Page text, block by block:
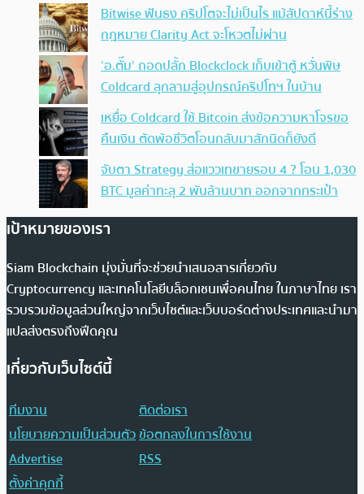
Bitwise ฟันธง คริปโตจะไม่เป็นไร แม้สัปดาห์นี้ร่าง
กฎหมาย Clarity Act จะโหวตไม่ผ่าน
‘อ.ตั๊ม’ ถอดปลั้ก Blockclock เก็บเข้าตู้ หวั่นพิษ
Coldcard ลุกลามสู่อุปกรณ์คริปโทฯ ในบ้าน
เหยื่อ Coldcard ใช้ Bitcoin ส่งข้อความหาโจรขอ
คืนเงิน ตัดพ้อชีวิตโอนกลับมาสักนิดก็ยังดี
จับตา Strategy ส่อแววเทขายรอบ 4 ? โอน 1,030
BTC มูลค่าทะลุ 2 พันล้านบาท ออกจากกระเป๋า
เป้าหมายของเรา
Siam Blockchain มุ่งมั่นที่จะช่วยนำเสนอสารเกี่ยวกับ
Cryptocurrency และเทคโนโลยีบล็อกเชนเพื่อคนไทย ในภาษาไทย เรา
รวบรวมข้อมูลส่วนใหญ่จากเว็บไซต์และเว็บบอร์ดต่างประเทศและนำมา
แปลส่งตรงถึงฟีดคุณ
เกี่ยวกับเว็บไซต์นี้
ทีมงาน
ติดต่อเรา
นโยบายความเป็นส่วนตัวข้อตกลงในการใช้งาน
Advertise
RSS
ตั้งค่าคุกกี้